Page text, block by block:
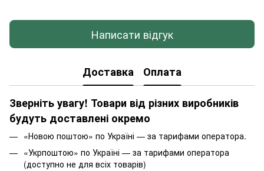
Написати відгук
Доставка Оплата
Зверніть увагу! Товари від різних виробників
будуть доставлені окремо
«Новою поштою» по Україні — за тарифами оператора.
«Укрпоштою» по Україні — за тарифами оператора
(доступно не для всіх товарів)